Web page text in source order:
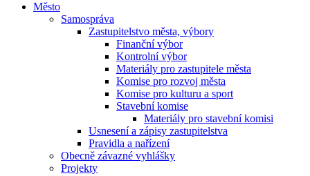
Město
Samospráva
Zastupitelstvo města, výbory
Finanční výbor
Kontrolní výbor
Materiály pro zastupitele města
Komise pro rozvoj města
Komise pro kulturu a sport
Stavební komise
Materiály pro stavební komisi
Usnesení a zápisy zastupitelstva
Pravidla a nařízení
Obecně závazné vyhlášky
Projekty